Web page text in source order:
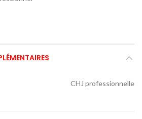
CHJ professionnelle